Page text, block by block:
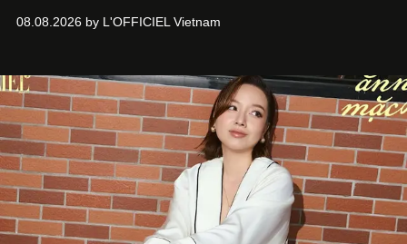
món ăn đa dạng từ Á đến Âu nhanh chóng được yêu thích
mang đến niềm vui cho thực khách.
08.08.2026 by L'OFFICIEL Vietnam